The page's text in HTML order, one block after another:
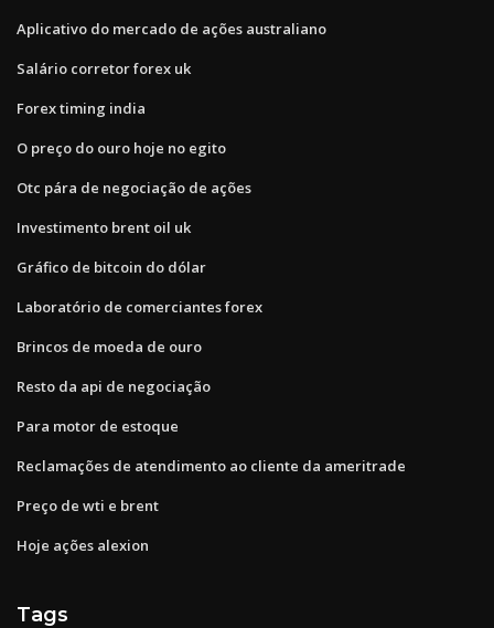
Aplicativo do mercado de ações australiano
Salário corretor forex uk
Forex timing india
O preço do ouro hoje no egito
Otc pára de negociação de ações
Investimento brent oil uk
Gráfico de bitcoin do dólar
Laboratório de comerciantes forex
Brincos de moeda de ouro
Resto da api de negociação
Para motor de estoque
Reclamações de atendimento ao cliente da ameritrade
Preço de wti e brent
Hoje ações alexion
Tags